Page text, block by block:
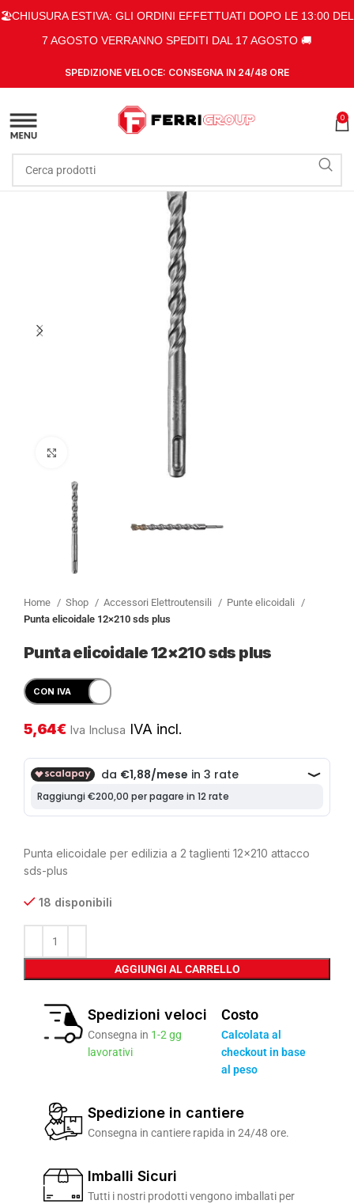
🏖️CHIUSURA ESTIVA: GLI ORDINI EFFETTUATI DOPO LE 13:00 DEL
7 AGOSTO VERRANNO SPEDITI DAL 17 AGOSTO 🚚
SPEDIZIONE VELOCE: CONSEGNA IN 24/48 ORE
0
Home Shop Accessori Elettroutensili
Punte elicoidali
Punta elicoidale 12×210 sds plus
Punta elicoidale 12×210 sds plus
5,64€ Iva Inclusa IVA incl.
Punta elicoidale per edilizia a 2 taglienti 12×210 attacco
sds-plus
18 disponibili
AGGIUNGI AL CARRELLO
Spedizioni veloci
Consegna in 1-2 gg
lavorativi
Costo
Calcolata al
checkout in base
al peso
Spedizione in cantiere
Consegna in cantiere rapida in 24/48 ore.
Imballi Sicuri
Tutti i nostri prodotti vengono imballati per